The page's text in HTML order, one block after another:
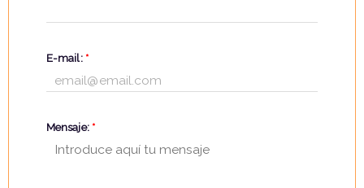
E-mail: *
Mensaje: *